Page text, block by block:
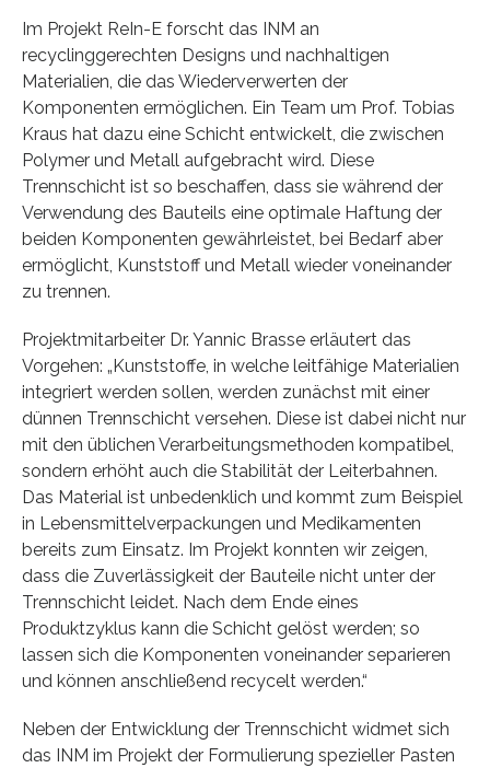
Im Projekt ReIn-E forscht das INM an
recyclinggerechten Designs und nachhaltigen
Materialien, die das Wiederverwerten der
Komponenten ermöglichen. Ein Team um Prof. Tobias
Kraus hat dazu eine Schicht entwickelt, die zwischen
Polymer und Metall aufgebracht wird. Diese
Trennschicht ist so beschaffen, dass sie während der
Verwendung des Bauteils eine optimale Haftung der
beiden Komponenten gewährleistet, bei Bedarf aber
ermöglicht, Kunststoff und Metall wieder voneinander
zu trennen.
Projektmitarbeiter Dr. Yannic Brasse erläutert das
Vorgehen: „Kunststoffe, in welche leitfähige Materialien
integriert werden sollen, werden zunächst mit einer
dünnen Trennschicht versehen. Diese ist dabei nicht nur
mit den üblichen Verarbeitungsmethoden kompatibel,
sondern erhöht auch die Stabilität der Leiterbahnen.
Das Material ist unbedenklich und kommt zum Beispiel
in Lebensmittelverpackungen und Medikamenten
bereits zum Einsatz. Im Projekt konnten wir zeigen,
dass die Zuverlässigkeit der Bauteile nicht unter der
Trennschicht leidet. Nach dem Ende eines
Produktzyklus kann die Schicht gelöst werden; so
lassen sich die Komponenten voneinander separieren
und können anschließend recycelt werden.“
Neben der Entwicklung der Trennschicht widmet sich
das INM im Projekt der Formulierung spezieller Pasten